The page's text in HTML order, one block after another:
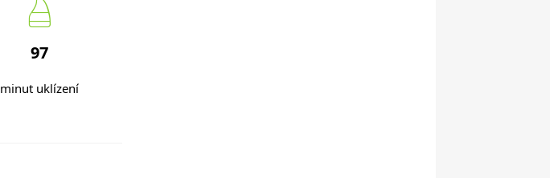
97
minut uklízení